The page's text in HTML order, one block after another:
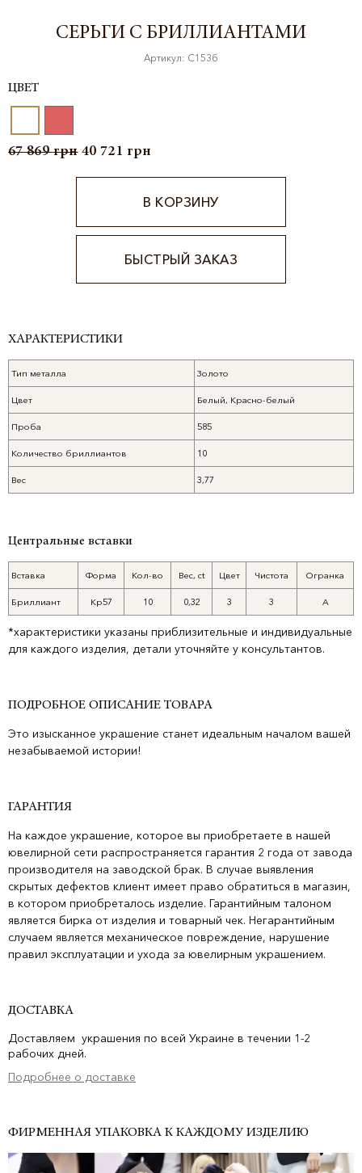
СЕРЬГИ С БРИЛЛИАНТАМИ
Артикул: С153б
ЦВЕТ
67 869грн 40 721 грн
В КОРЗИНУ
БЫСТРЫЙ ЗАКАЗ
ХАРАКТЕРИСТИКИ
Тип металла Золото
Цвет Белый, Красно-белый
Проба 585
Количество бриллиантов 10
Вес 3,77
Центральные вставки
Вставка Форма Кол-во Вес, ct Цвет Чистота Огранка
Бриллиант Кр57 10 0,32 3 3 А
*характеристики указаны приблизительные и индивидуальные
для каждого изделия, детали уточняйте у консультантов.
ПОДРОБНОЕ ОПИСАНИЕ ТОВАРА
Это изысканное украшение станет идеальным началом вашей
незабываемой истории!
ГАРАНТИЯ
На каждое украшение, которое вы приобретаете в нашей
ювелирной сети распространяется гарантия 2 года от завода
производителя на заводской брак. В случае выявления
скрытых дефектов клиент имеет право обратиться в магазин,
в котором приобреталось изделие. Гарантийным талоном
является бирка от изделия и товарный чек. Негарантийным
случаем является механическое повреждение, нарушение
правил эксплуатации и ухода за ювелирным украшением.
ДОСТАВКА
Доставляем украшения по всей Украине в течении 1-2
рабочих дней.
Подробнее о доставке
ФИРМЕННАЯ УПАКОВКА К КАЖДОМУ ИЗДЕЛИЮ